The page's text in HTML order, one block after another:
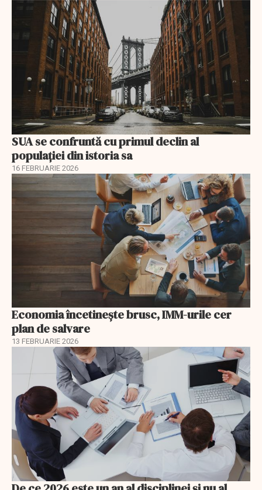
SUA se confruntă cu primul declin al
populației din istoria sa
16 FEBRUARIE 2026
Economia încetinește brusc, IMM-urile cer
plan de salvare
13 FEBRUARIE 2026